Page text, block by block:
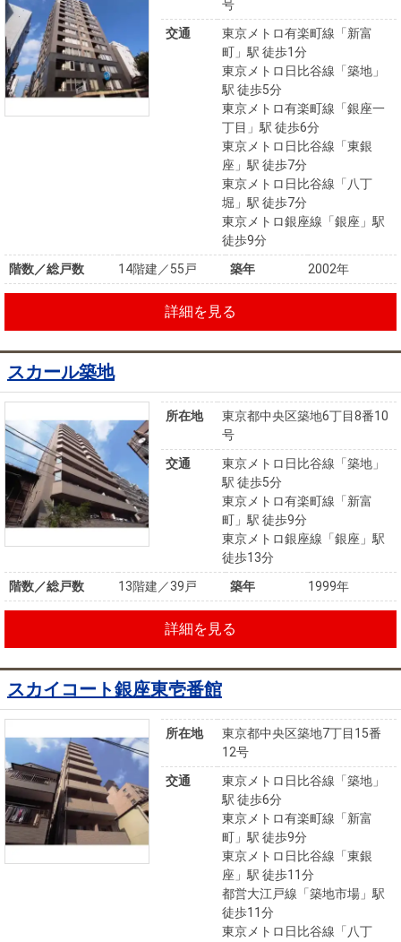
号
交通
東京メトロ有楽町線「新富
町」駅 徒歩1分
東京メトロ日比谷線「築地」
駅 徒歩5分
東京メトロ有楽町線「銀座一
丁目」駅 徒歩6分
東京メトロ日比谷線「東銀
座」駅 徒歩7分
東京メトロ日比谷線「八丁
堀」駅 徒歩7分
東京メトロ銀座線「銀座」駅
徒歩9分
階数／総戸数
14階建／55戸 築年 2002年
詳細を見る
スカール築地
所在地
東京都中央区築地6丁目8番10
号
交通
東京メトロ日比谷線「築地」
駅 徒歩5分
東京メトロ有楽町線「新富
町」駅 徒歩9分
東京メトロ銀座線「銀座」駅
徒歩13分
階数／総戸数
13階建／39戸 築年 1999年
詳細を見る
スカイコート銀座東壱番館
所在地
東京都中央区築地7丁目15番
12号
交通
東京メトロ日比谷線「築地」
駅 徒歩6分
東京メトロ有楽町線「新富
町」駅 徒歩9分
東京メトロ日比谷線「東銀
座」駅 徒歩11分
都営大江戸線「築地市場」駅
徒歩11分
東京メトロ日比谷線「八丁